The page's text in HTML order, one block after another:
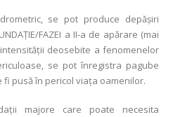
se pot produce depășiri
FAZEI a II-a de apărare (mai
deosebite a fenomenelor
se pot înregistra pagube
pusă în pericol viața oamenilor.
majore care poate necesita